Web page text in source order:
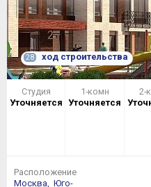
28 ход строительства
Студия
Уточняется
1-комн
Уточняется
2-
Расположение
Москва, Юго-